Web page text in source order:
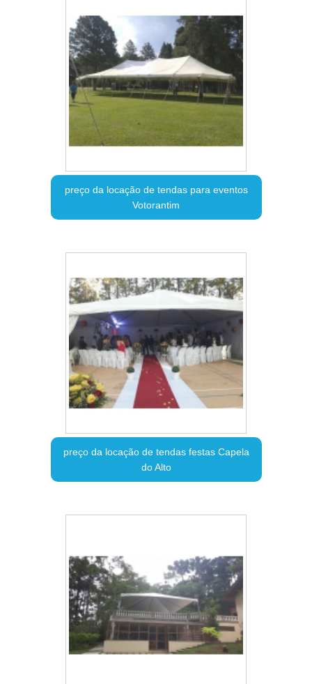
preço da locação de tendas para eventos
Votorantim
preço da locação de tendas festas Capela
do Alto